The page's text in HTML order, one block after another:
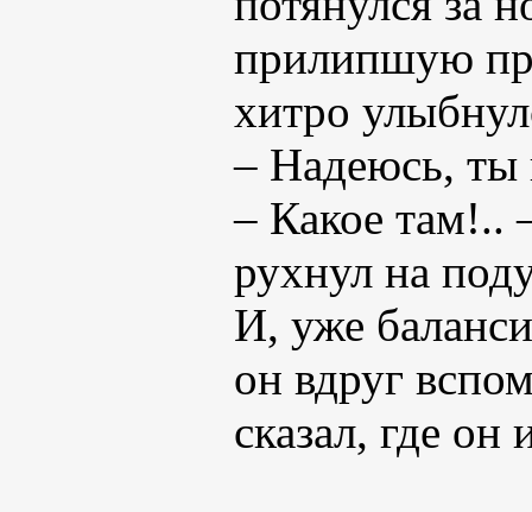
прилипшую
хитро
– Надеюсь, ты
– Какое там!..
рухнул на
И, уже
он вдруг
сказал, где